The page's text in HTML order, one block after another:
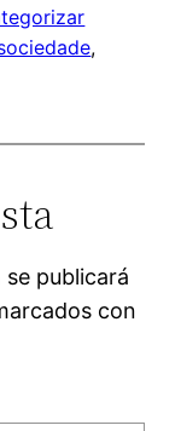
publicará
con